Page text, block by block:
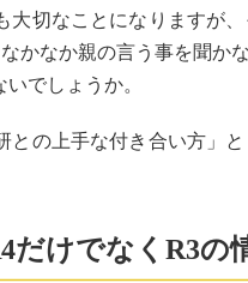
切なことになりますが
かなか親の言う事を聞
でしょうか。
との上手な付き合い方」
けでなくR3の